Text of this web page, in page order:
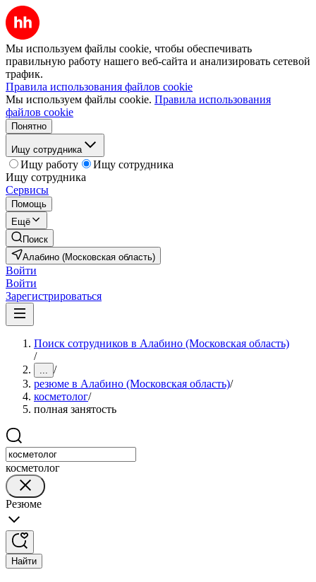
Мы используем файлы cookie, чтобы обеспечивать
правильную работу нашего веб-сайта и анализировать сетевой
трафик.
Правила использования файлов cookie
Мы используем файлы cookie. Правила использования
файлов cookie
Понятно
Ищу сотрудника
Ищу работу
Ищу сотрудника
Ищу сотрудника
Сервисы
Помощь
Ещё
Поиск
Алабино (Московская область)
Войти
Войти
Зарегистрироваться
Поиск сотрудников в Алабино (Московская область)
/
... /
резюме в Алабино (Московская область)/
косметолог/
полная занятость
косметолог
Резюме
Найти